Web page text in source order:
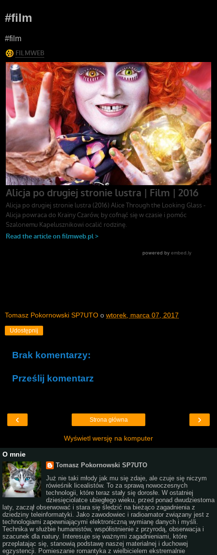
#film
#film
Tomasz Pokornowski SP7UTO o wtorek, marca 07, 2017
Udostępnij
Brak komentarzy:
Prześlij komentarz
‹ ›
Strona główna
Wyświetl wersję na komputer
O mnie
Tomasz Pokornowski SP7UTO
Już nie taki młody jak mu się zdaje, ale czuje się niczym
rówieśnik licealistów. To za sprawą nowoczesnych
technologii, które teraz stały się dorosłe. W ostatniej
dziesięciolatce ubiegłego wieku, przed ponad dwudziestoma
laty, zaczął obserwować i stara się śledzić na bieżąco zagadnienia z
dziedziny teleinformatyki. Jako zawodowiec i radioamator związany jest z
technologiami zapewniającymi elektroniczną wymianę danych i myśli.
Technika w służbie humanistów, współistnienie z przyrodą, obserwacja i
szacunek dla natury. Interesuje się ważnymi zagadnieniami, które
przeplatając się, stanowią podstawę naszej materialnej i duchowej
egzystencji. Pomieszanie romantyka z wielbicielem ekstremalnie